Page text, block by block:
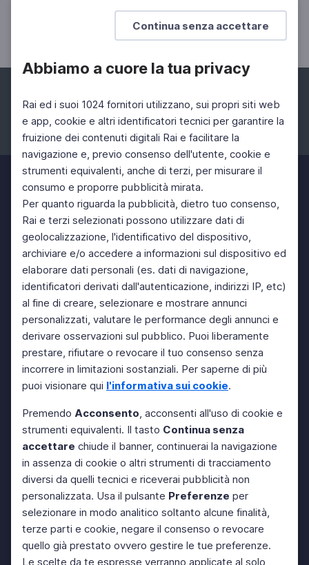
Continua senza accettare
Abbiamo a cuore la tua privacy
Rai ed i suoi 1024 fornitori utilizzano, sui propri siti web
e app, cookie e altri identificatori tecnici per garantire la
fruizione dei contenuti digitali Rai e facilitare la
navigazione e, previo consenso dell'utente, cookie e
strumenti equivalenti, anche di terzi, per misurare il
consumo e proporre pubblicità mirata.
Per quanto riguarda la pubblicità, dietro tuo consenso,
Rai e terzi selezionati possono utilizzare dati di
geolocalizzazione, l'identificativo del dispositivo,
archiviare e/o accedere a informazioni sul dispositivo ed
elaborare dati personali (es. dati di navigazione,
identificatori derivati dall'autenticazione, indirizzi IP, etc)
al fine di creare, selezionare e mostrare annunci
personalizzati, valutare le performance degli annunci e
derivare osservazioni sul pubblico. Puoi liberamente
prestare, rifiutare o revocare il tuo consenso senza
incorrere in limitazioni sostanziali. Per saperne di più
puoi visionare qui l'informativa sui cookie.
Premendo Acconsento, acconsenti all'uso di cookie e
strumenti equivalenti. Il tasto Continua senza
accettare chiude il banner, continuerai la navigazione
in assenza di cookie o altri strumenti di tracciamento
diversi da quelli tecnici e riceverai pubblicità non
personalizzata. Usa il pulsante Preferenze per
selezionare in modo analitico soltanto alcune finalità,
terze parti e cookie, negare il consenso o revocare
quello già prestato ovvero gestire le tue preferenze.
Le scelte da te espresse verranno applicate al solo
Sulla piattaforma petrolifera
Facebook Instagram Twitter